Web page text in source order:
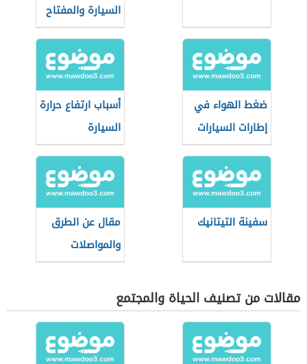
السيارة والمفتاح
داخلها
ضغط الهواء في
إطارات السيارات
أسباب ارتفاع حرارة
السيارة
سفينة التيتانيك
مقال عن الطرق
والمواصلات
مقالات من تصنيف الحياة والمجتمع